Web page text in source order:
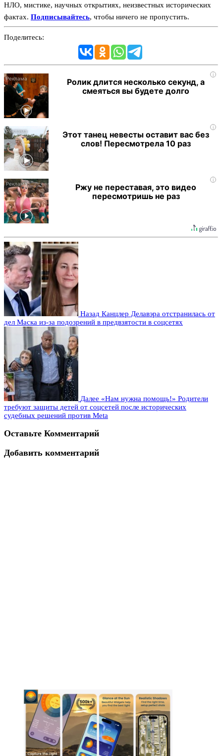
НЛО, мистике, научных открытиях, неизвестных исторических
фактах. Подписывайтесь, чтобы ничего не пропустить.
Поделитесь:
i
Ролик длится несколько секунд, а
смеяться вы будете долго
i
Этот танец невесты оставит вас без
слов! Пересмотрела 10 раз
i
Ржу не переставая, это видео
пересмотришь не раз
Назад Канцлер Делавэра отстранилась от
дел Маска из-за подозрений в предвзятости в соцсетях
Далее «Нам нужна помощь!» Родители
требуют защиты детей от соцсетей после исторических
судебных решений против Meta
Оставьте Комментарий
Добавить комментарий